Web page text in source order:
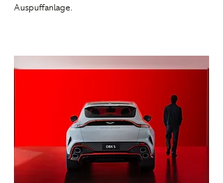
Auspuffanlage.